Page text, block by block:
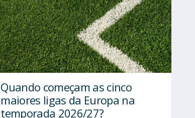
Quando começam as cinco
maiores ligas da Europa na
temporada 2026/27?